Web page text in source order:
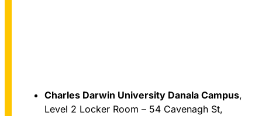
Lãnh thổ Bắc Úc
Charles Darwin University Danala Campus,
Level 2 Locker Room – 54 Cavenagh St,